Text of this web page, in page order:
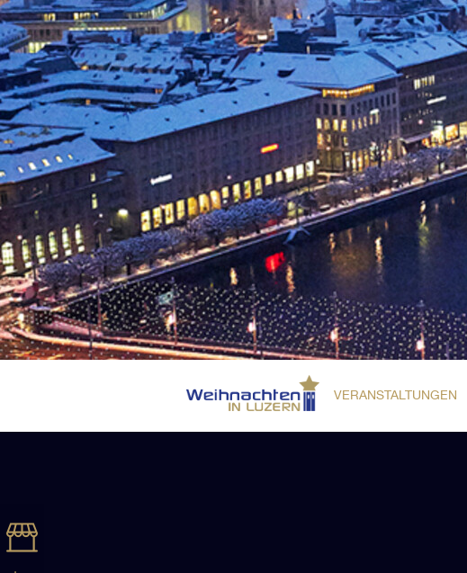
VERANSTALTUNGEN